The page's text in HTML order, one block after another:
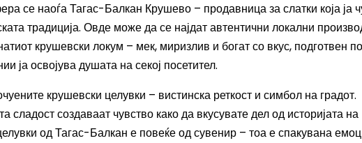
се наоѓа Тагас-Балкан Крушево – продавница за слатки која ја
традиција. Овде може да се најдат автентични локални
крушевски локум – мек, миризлив и богат со вкус, подготвен по
ја освојува душата на секој посетител.
крушевски целувки – вистинска реткост и симбол на градот.
сладост создаваат чувство како да вкусувате дел од историјата на
од Тагас-Балкан е повеќе од сувенир – тоа е спакувана